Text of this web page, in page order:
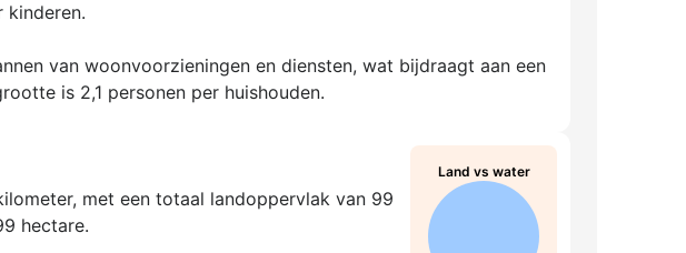
kinderen.
van woonvoorzieningen en diensten, wat bijdraagt aan een
is 2,1 personen per huishouden.
met een totaal landoppervlak van 99
hectare.
Land vs water